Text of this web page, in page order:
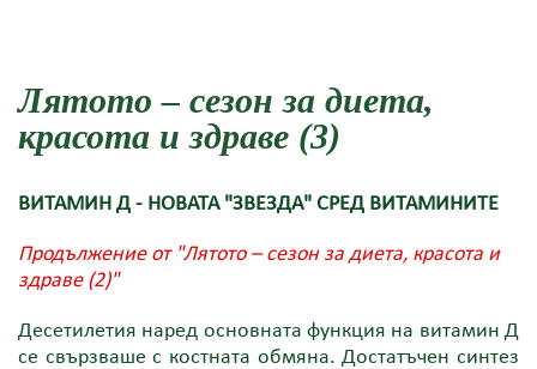
Лятото – сезон за диета,
красота и здраве (3)
ВИТАМИН Д - НОВАТА "ЗВЕЗДА" СРЕД ВИТАМИНИТЕ
Продължение от "Лятото – сезон за диета, красота и
здраве (2)"
Десетилетия наред основната функция на витамин Д
се свързваше с костната обмяна. Достатъчен синтез